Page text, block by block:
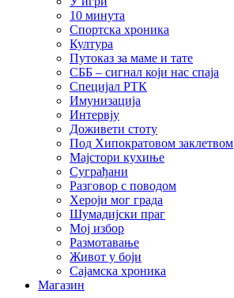
10 минута
Спортска хроника
Култура
Путоказ за маме и тате
СББ – сигнал који нас спаја
Специјал РТК
Имунизација
Интервју
Доживети стоту
Под Хипократовом заклетвом
Мајстори кухиње
Суграђани
Разговор с поводом
Хероји мог града
Шумадијски праг
Мој избор
Размотавање
Живот у боји
Сајамска хроника
Магазин